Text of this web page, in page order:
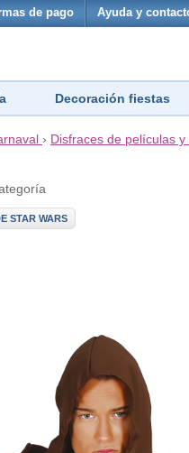
de pago Ayuda y
Decoración fiestas
› Disfraces de películas
STAR WARS